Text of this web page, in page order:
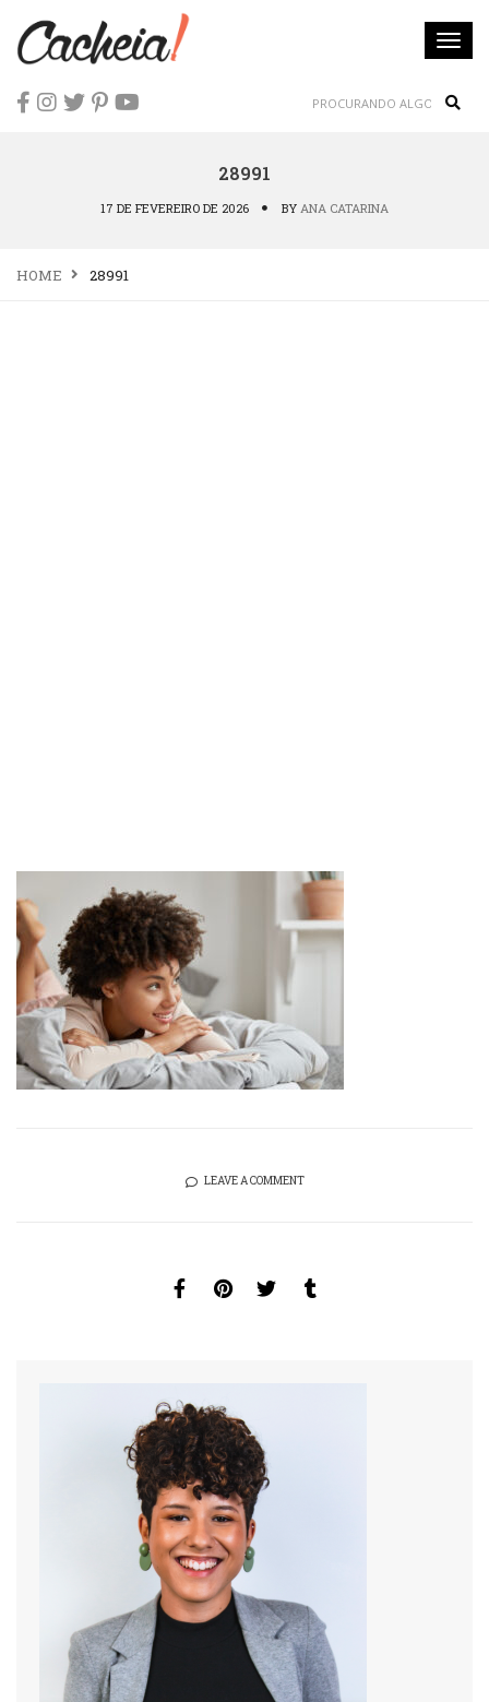
28991
17 DE FEVEREIRO DE 2026 BY ANA CATARINA
HOME 28991
LEAVE A COMMENT